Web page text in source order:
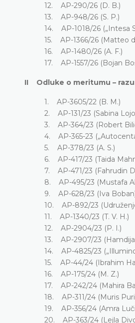
12. AP-290/26 (D. B.)
13. AP-948/26 (S. P.)
14. AP-1018/26 („Intesa
15. AP-1366/26 (Matteo
16. AP-1480/26 (A. F.)
17. AP-1557/26 (Bojan
II Odluke o meritumu –
1. AP-3605/22 (B. M.)
2. AP-131/23 (Sabina
3. AP-364/23 (Robert
4. AP-365-23
5. AP-378/23 (A. S.)
6. AP-417/23 (Taida
7. AP-471/23 (Fahrudin
8. AP-495/23 (Mustafa
9. AP-628/23 (Iva
10. AP-892/23
11. AP-1340/23 (T. V. H.)
12. AP-2904/23 (P. I.)
13. AP-2907/23 (Hamdija
14. AP-4825/23
15. AP-44/24 (Ibrahim
16. AP-175/24 (M. Z.)
17. AP-242/24 (Mahira
18. AP-311/24 (Muris
19. AP-356/24 (Amra
20. AP-363/24 (Lejla